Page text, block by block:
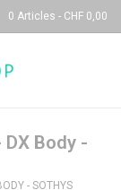
0 Articles - CHF 0,00
Body -
- SOTHYS